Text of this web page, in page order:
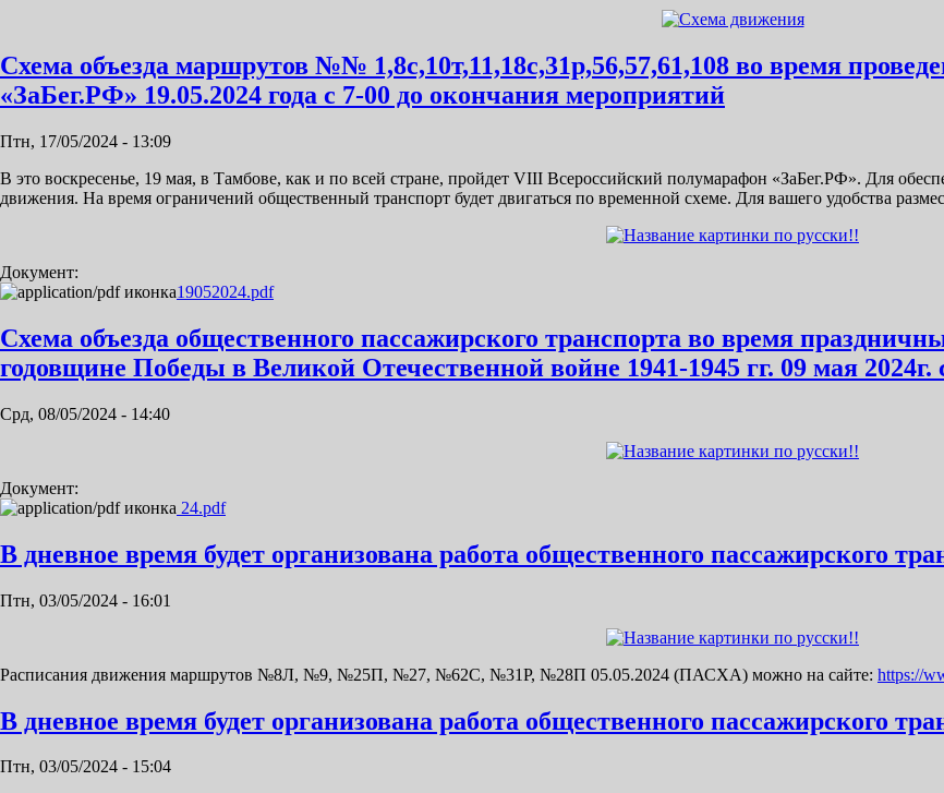
Схема объезда маршрутов №№ 1,8с,10т,11,18с,31р,56,57,61,108 во время
«ЗаБег.РФ» 19.05.2024 года с 7-00 до окончания мероприятий
Птн, 17/05/2024 - 13:09
В это воскресенье, 19 мая, в Тамбове, как и по всей стране, пройдет VIII Всероссийский полумарафон «ЗаБег.РФ». Для
движения. На время ограничений общественный транспорт будет двигаться по временной схеме. Для вашего удобства
Документ:
19052024.pdf
Схема объезда общественного пассажирского транспорта во время
годовщине Победы в Великой Отечественной войне 1941-1945 гг. 09 мая
Срд, 08/05/2024 - 14:40
Документ:
24.pdf
В дневное время будет организована работа общественного пассажирского
Птн, 03/05/2024 - 16:01
Расписания движения маршрутов №8Л, №9, №25П, №27, №62С, №31Р, №28П 05.05.2024 (ПАСХА) можно на сайте: https://
В дневное время будет организована работа общественного пассажирского
Птн, 03/05/2024 - 15:04